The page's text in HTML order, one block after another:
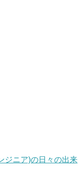
ジニア)の日々の出来